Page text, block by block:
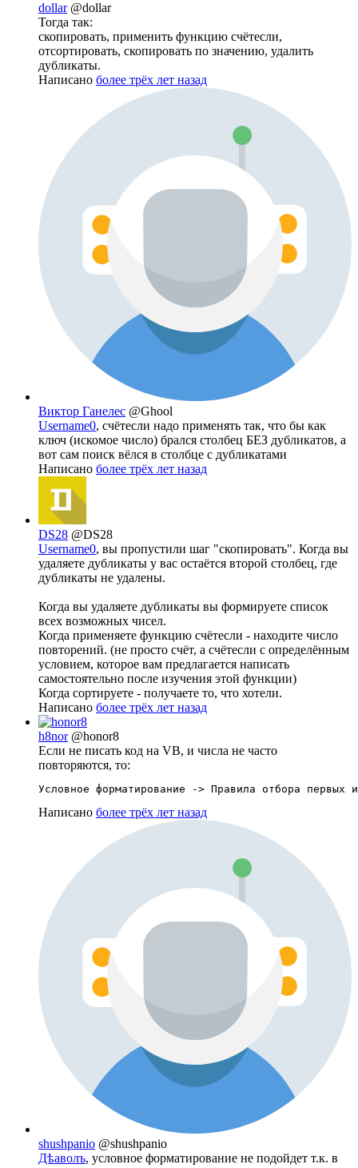
dollar @dollar
Тогда так:
скопировать, применить функцию счётесли,
отсортировать, скопировать по значению, удалить
дубликаты.
Написано более трёх лет назад
Виктор Ганелес @Ghool
Username0, счётесли надо применять так, что бы как
ключ (искомое число) брался столбец БЕЗ дубликатов, а
вот сам поиск вёлся в столбце с дубликатами
Написано более трёх лет назад
DS28 @DS28
Username0, вы пропустили шаг "скопировать". Когда вы
удаляете дубликаты у вас остаётся второй столбец, где
дубликаты не удалены.
Когда вы удаляете дубликаты вы формируете список
всех возможных чисел.
Когда применяете функцию счётесли - находите число
повторений. (не просто счёт, а счётесли с определённым
условием, которое вам предлагается написать
самостоятельно после изучения этой функции)
Когда сортируете - получаете то, что хотели.
Написано более трёх лет назад
h8nor @honor8
Если не писать код на VB, и числа не часто
повторяются, то:
Условное форматирование -> Правила отбора
Написано более трёх лет назад
shushpanio @shushpanio
Дѣаволъ, условное форматирование не подойдет т.к. в